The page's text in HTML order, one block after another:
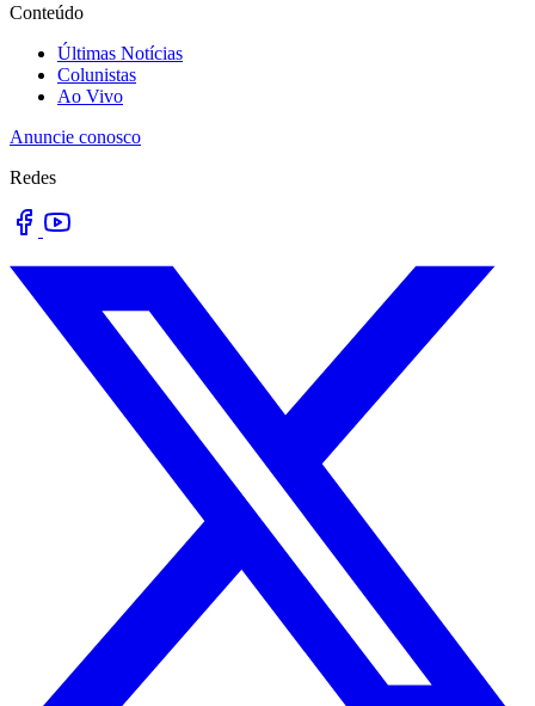
Conteúdo
Últimas Notícias
Colunistas
Ao Vivo
Anuncie conosco
Redes